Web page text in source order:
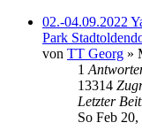
02.-04.09.2022
Park
von TT Georg »
1
13314
Letzter
So Feb